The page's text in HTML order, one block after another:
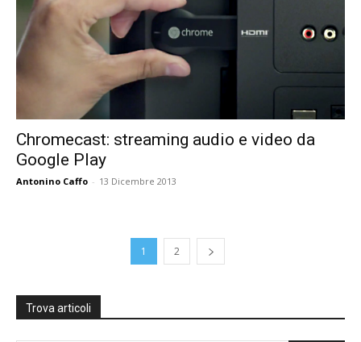
Chromecast: streaming audio e video da
Google Play
Antonino Caffo - 13 Dicembre 2013
1 2
Trova articoli